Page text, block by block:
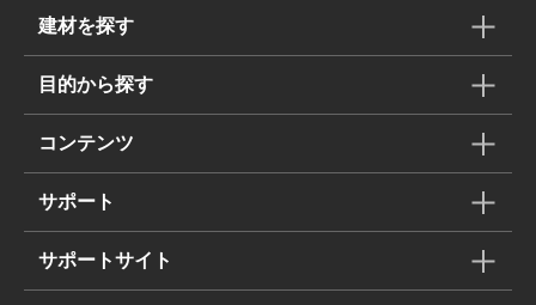
建材を探す
目的から探す
コンテンツ
サポート
サポートサイト